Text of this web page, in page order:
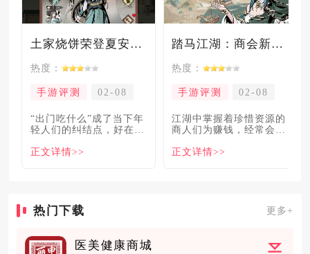
土家烧饼荣登夏安必吃榜？烧饼西施摇身成流量网红！
热度：
手游评测 02-08
“出门吃什么”成了当下年
轻人们的纠结点，好在美
解
正文详情>>
踏马江湖：商会新玩法坑惨奸商，拼多多砍一砍洗脑夏安！
热度：
手游评测 02-08
​江湖中掌握着珍惜资源的
商人们为赚钱，经常会让
倍，
正文详情>>
热门下载 更多+
医美健康商城